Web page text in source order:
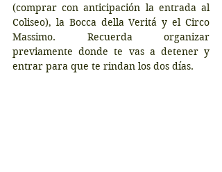
(comprar con anticipación la entrada al
Coliseo), la Bocca della Veritá y el Circo
Massimo. Recuerda organizar
previamente donde te vas a detener y
entrar para que te rindan los dos días.